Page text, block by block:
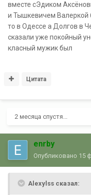
вместе сЭдиком
и Тышкевичем Валеркой
то в Одессе а Долгов в
сказали уже покойный
класный мужик был
Цитата
2 месяца спустя...
enrby
Опубликовано 15
Alexylss сказал: